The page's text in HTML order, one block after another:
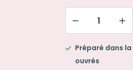
Mon
Préparé dans
ouvrés